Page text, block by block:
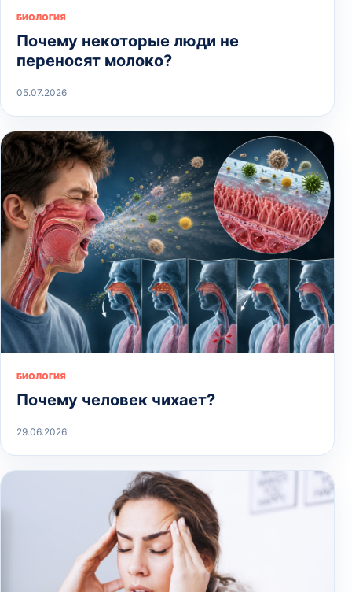
БИОЛОГИЯ
Почему некоторые люди не
переносят молоко?
05.07.2026
БИОЛОГИЯ
Почему человек чихает?
29.06.2026